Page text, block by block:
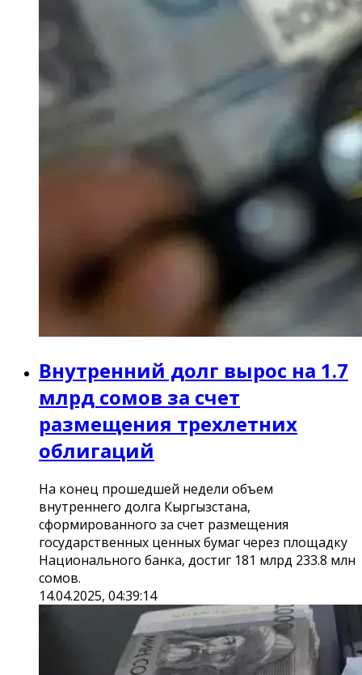
Внутренний долг вырос на 1.7
млрд сомов за счет
размещения трехлетних
облигаций
На конец прошедшей недели объем
внутреннего долга Кыргызстана,
сформированного за счет размещения
государственных ценных бумаг через площадку
Национального банка, достиг 181 млрд 233.8 млн
сомов.
14.04.2025, 04:39:14